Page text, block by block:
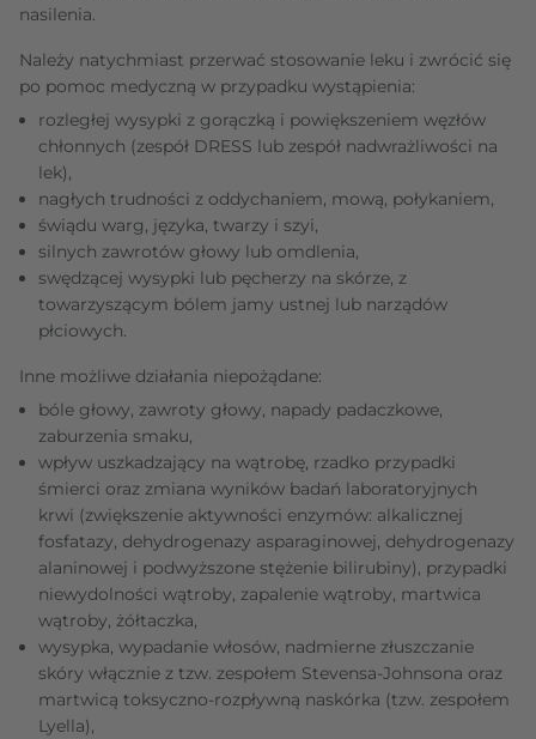
nasilenia.
Należy natychmiast przerwać stosowanie leku i zwrócić się
po pomoc medyczną w przypadku wystąpienia:
rozległej wysypki z gorączką i powiększeniem węzłów
chłonnych (zespół DRESS lub zespół nadwrażliwości na
lek),
nagłych trudności z oddychaniem, mową, połykaniem,
świądu warg, języka, twarzy i szyi,
silnych zawrotów głowy lub omdlenia,
swędzącej wysypki lub pęcherzy na skórze, z
towarzyszącym bólem jamy ustnej lub narządów
płciowych.
Inne możliwe działania niepożądane:
bóle głowy, zawroty głowy, napady padaczkowe,
zaburzenia smaku,
wpływ uszkadzający na wątrobę, rzadko przypadki
śmierci oraz zmiana wyników badań laboratoryjnych
krwi (zwiększenie aktywności enzymów: alkalicznej
fosfatazy, dehydrogenazy asparaginowej, dehydrogenazy
alaninowej i podwyższone stężenie bilirubiny), przypadki
niewydolności wątroby, zapalenie wątroby, martwica
wątroby, żółtaczka,
wysypka, wypadanie włosów, nadmierne złuszczanie
skóry włącznie z tzw. zespołem Stevensa-Johnsona oraz
martwicą toksyczno-rozpływną naskórka (tzw. zespołem
Lyella),